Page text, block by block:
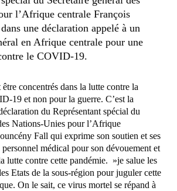
l’Afrique centrale François
une déclaration appelé à un
en Afrique centrale pour une
le COVID-19.
concentrés dans la lutte contre la
19 et non pour la guerre. C’est la
du Représentant spécial du
Nations-Unies pour l’Afrique
Fall qui exprime son soutien et ses
personnel médical pour son dévouement et
lutte contre cette pandémie. »je salue les
Etats de la sous-région pour juguler cette
On le sait, ce virus mortel se répand à